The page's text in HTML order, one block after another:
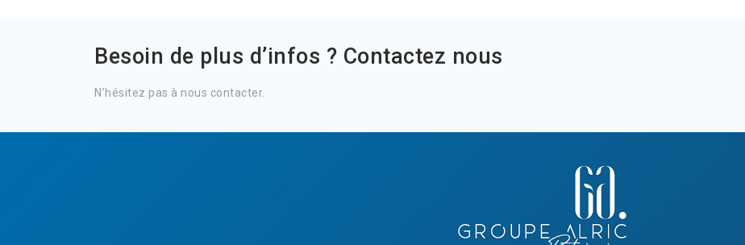
Besoin de plus d’infos ? Contactez nous
N’hésitez pas à nous contacter.